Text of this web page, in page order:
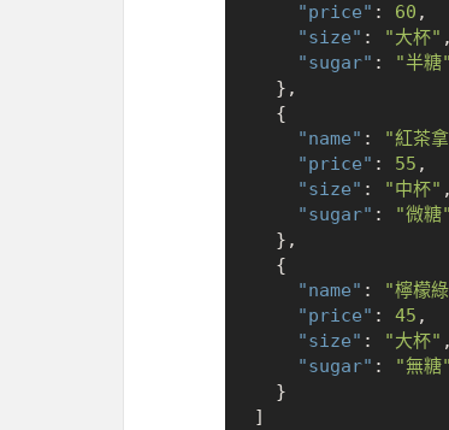
"price" : 60 ,
"size" : "大杯" ,
"sugar" :
"半糖"
} ,
{
"name" : "紅茶
"price" : 55 ,
"size" : "中杯" ,
"sugar" :
"微糖"
} ,
{
"name" : "檸檬
"price" : 45 ,
"size" : "大杯" ,
"sugar" :
"無糖"
}
]